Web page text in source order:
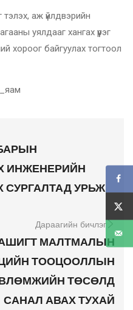
аж үйлдвэрийн
уялдааг хангах үүрэг
хороог байгуулах тогтоол
ИНЖЕНЕРИЙН
СУРГАЛТАД УРЬЖ
Дараагийн бичлэг
МАЛТМАЛЫН
ТООЦООЛЛЫН
ТӨСӨЛД
САНАЛ АВАХ ТУХАЙ